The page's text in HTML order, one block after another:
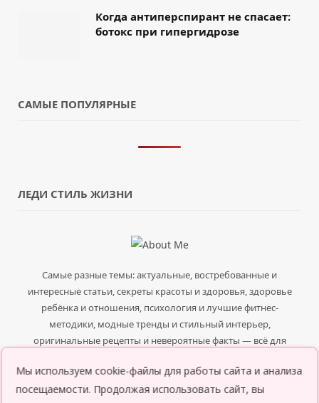
Когда антиперспирант не спасает:
ботокс при гипергидрозе
САМЫЕ ПОПУЛЯРНЫЕ
ЛЕДИ СТИЛЬ ЖИЗНИ
Самые разные темы: актуальные, востребованные и
интересные статьи, секреты красоты и здоровья, здоровье
ребёнка и отношения, психология и лучшие фитнес-
методики, модные тренды и стильный интерьер,
оригинальные рецепты и невероятные факты — всё для
Мы используем cookie-файлы для работы сайта и анализа
посещаемости. Продолжая использовать сайт, вы